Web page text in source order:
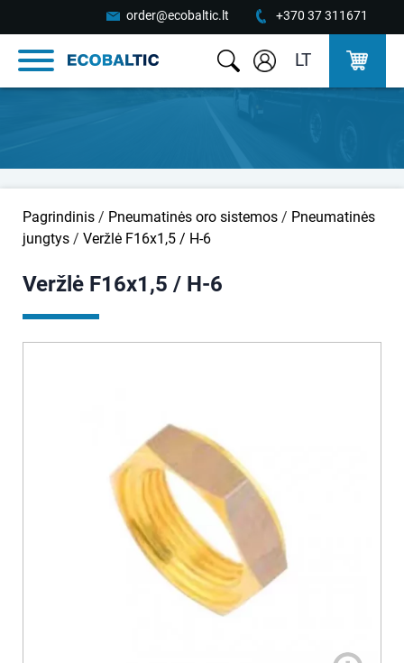
order@ecobaltic.lt +370 37 311671
LT
Pagrindinis / Pneumatinės oro sistemos / Pneumatinės
jungtys / Veržlė F16x1,5 / H-6
Veržlė F16x1,5 / H-6